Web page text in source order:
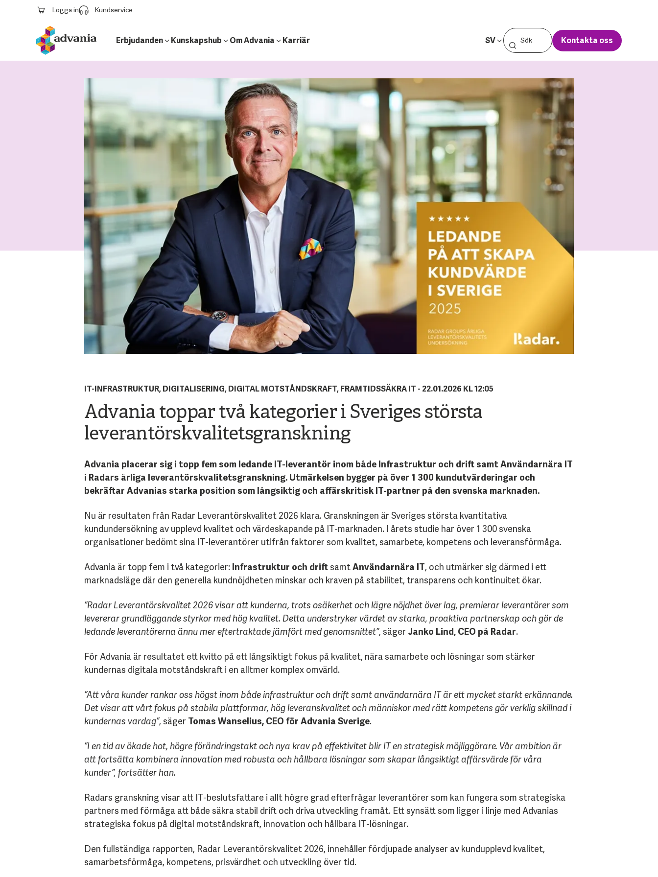
Logga in Kundservice
Erbjudanden Kunskapshub Om Advania Karriär SV Kontakta oss
IT-INFRASTRUKTUR, DIGITALISERING, DIGITAL MOTSTÅNDSKRAFT, FRAMTIDSSÄKRA IT - 22.01.2026 KL 12:05
Advania toppar två kategorier i Sveriges största
leverantörskvalitetsgranskning
Advania placerar sig i topp fem som ledande IT-leverantör inom både Infrastruktur och drift samt Användarnära IT
i Radars årliga leverantörskvalitetsgranskning. Utmärkelsen bygger på över 1 300 kundutvärderingar och
bekräftar Advanias starka position som långsiktig och affärskritisk IT-partner på den svenska marknaden.
Nu är resultaten från Radar Leverantörskvalitet 2026 klara. Granskningen är Sveriges största kvantitativa
kundundersökning av upplevd kvalitet och värdeskapande på IT-marknaden. I årets studie har över 1 300 svenska
organisationer bedömt sina IT-leverantörer utifrån faktorer som kvalitet, samarbete, kompetens och leveransförmåga.
Advania är topp fem i två kategorier: Infrastruktur och driftsamtAnvändarnära IT, och utmärker sig därmed i ett
marknadsläge där den generella kundnöjdheten minskar och kraven på stabilitet, transparens och kontinuitet ökar.
”Radar Leverantörskvalitet 2026 visar att kunderna, trots osäkerhet och lägre nöjdhet över lag, premierar leverantörer som
levererar grundläggande styrkor med hög kvalitet. Detta understryker värdet av starka, proaktiva partnerskap och gör de
ledande leverantörerna ännu mer eftertraktade jämfört med genomsnittet”, säger Janko Lind, CEO på Radar.
För Advania är resultatet ett kvitto på ett långsiktigt fokus på kvalitet, nära samarbete och lösningar som stärker
kundernas digitala motståndskraft i en alltmer komplex omvärld.
”Att våra kunder rankar oss högst inom både infrastruktur och drift samt användarnära IT är ett mycket starkt erkännande.
Det visar att vårt fokus på stabila plattformar, hög leveranskvalitet och människor med rätt kompetens gör verklig skillnad i
kundernas vardag”, säger Tomas Wanselius, CEO för Advania Sverige.
”I en tid av ökade hot, högre förändringstakt och nya krav på effektivitet blir IT en strategisk möjliggörare. Vår ambition är
att fortsätta kombinera innovation med robusta och hållbara lösningar som skapar långsiktigt affärsvärde för våra
kunder”, fortsätter han.
Radars granskning visar att IT-beslutsfattare i allt högre grad efterfrågar leverantörer som kan fungera som strategiska
partners med förmåga att både säkra stabil drift och driva utveckling framåt. Ett synsätt som ligger i linje med Advanias
strategiska fokus på digital motståndskraft, innovation och hållbara IT-lösningar.
Den fullständiga rapporten, Radar Leverantörskvalitet 2026, innehåller fördjupade analyser av kundupplevd kvalitet,
samarbetsförmåga, kompetens, prisvärdhet och utveckling över tid.